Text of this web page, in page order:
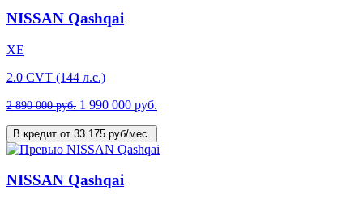
NISSAN Qashqai
XE
2.0 CVT (144 л.с.)
2 890 000 руб. 1 990 000 руб.
В кредит от 33 175 руб/мес.
NISSAN Qashqai